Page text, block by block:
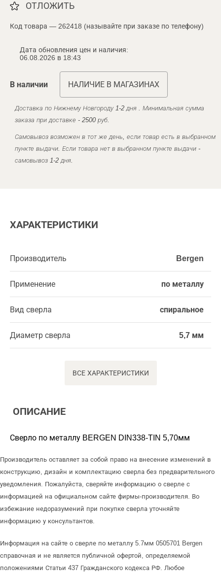
ОТЛОЖИТЬ
Код товара — 262418 (называйте при заказе по телефону)
Дата обновления цен и наличия:
06.08.2026 в 18:43
В наличии НАЛИЧИЕ В МАГАЗИНАХ
Доставка по Нижнему Новгороду 1-2 дня . Минимальная сумма
заказа при доставке - 2500 руб.
Самовывоз возможен в тот же день, если товар есть в выбранном
пункте выдачи. Если товара нет в выбранном пункте выдачи -
самовывоз 1-2 дня.
ХАРАКТЕРИСТИКИ
Производитель Bergen
Применение по металлу
Вид сверла спиральное
Диаметр сверла 5,7 мм
ВСЕ ХАРАКТЕРИСТИКИ
ОПИСАНИЕ
Сверло по металлу BERGEN DIN338-TIN 5,70мм
Производитель оставляет за собой право на внесение изменений в
конструкцию, дизайн и комплектацию сверла без предварительного
уведомления. Пожалуйста, сверяйте информацию о сверле с
информацией на официальном сайте фирмы-производителя. Во
избежание недоразумений при покупке сверла уточняйте
информацию у консультантов.
Информация на сайте о сверле по металлу 5.7мм 0505701 Bergen
справочная и не является публичной офертой, определяемой
положениями Статьи 437 Гражданского кодекса РФ. Любое